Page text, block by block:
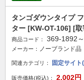
タンゴダウンタイプ
ター [KW-OT-106] [取
商品コード： 369-1892
メーカー： ノーブランド品
関連カテゴリ： 固定サイ
販売価格(税込)： 2,002円